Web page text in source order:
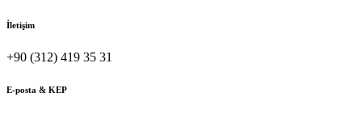
İletişim
+90 (312) 419 35 31
E-posta & KEP